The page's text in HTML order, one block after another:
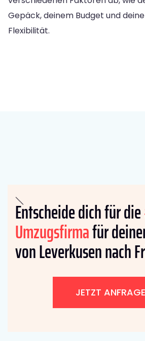
Gepäck, deinem Budget und
Flexibilität.
Entscheide dich für die
Umzugsfirmafür
von Leverkusen nach
JETZT